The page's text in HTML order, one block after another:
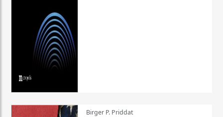
Birger P. Priddat